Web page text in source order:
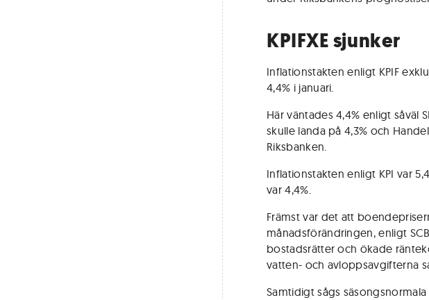
KPIFXE sjunker
Inflationstakten enligt KPIF
4,4% i januari.
Här väntades 4,4% enligt såväl
skulle landa på 4,3% och
Riksbanken.
Inflationstakten enligt KPI var
var 4,4%.
Främst var det att
månadsförändringen, enligt
bostadsrätter och ökade
vatten- och avloppsavgifterna
Samtidigt sågs